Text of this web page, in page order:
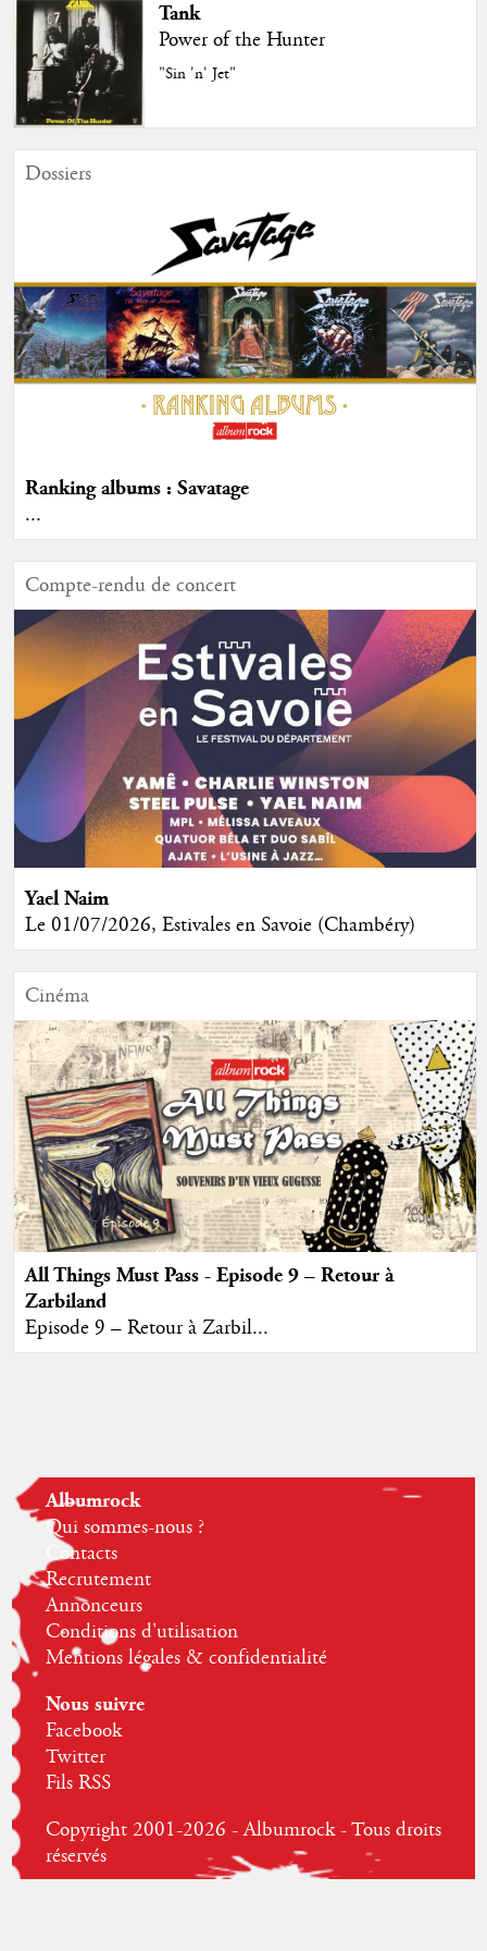
Tank
Power of the Hunter
"Sin 'n' Jet"
Dossiers
Ranking albums : Savatage
...
Compte-rendu de concert
Yael Naim
Le 01/07/2026, Estivales en Savoie (Chambéry)
Cinéma
All Things Must Pass - Episode 9 – Retour à
Zarbiland
Episode 9 – Retour à Zarbil...
Albumrock
Qui sommes-nous ?
Contacts
Recrutement
Annonceurs
Conditions d'utilisation
Mentions légales & confidentialité
Nous suivre
Facebook
Twitter
Fils RSS
Copyright 2001-2026 - Albumrock - Tous droits
réservés